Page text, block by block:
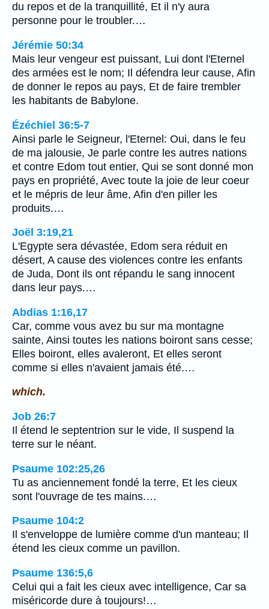
du repos et de la tranquillité, Et il n'y aura
personne pour le troubler.…
Jérémie 50:34
Mais leur vengeur est puissant, Lui dont l'Eternel
des armées est le nom; Il défendra leur cause, Afin
de donner le repos au pays, Et de faire trembler
les habitants de Babylone.
Ézéchiel 36:5-7
Ainsi parle le Seigneur, l'Eternel: Oui, dans le feu
de ma jalousie, Je parle contre les autres nations
et contre Edom tout entier, Qui se sont donné mon
pays en propriété, Avec toute la joie de leur coeur
et le mépris de leur âme, Afin d'en piller les
produits.…
Joël 3:19,21
L'Egypte sera dévastée, Edom sera réduit en
désert, A cause des violences contre les enfants
de Juda, Dont ils ont répandu le sang innocent
dans leur pays.…
Abdias 1:16,17
Car, comme vous avez bu sur ma montagne
sainte, Ainsi toutes les nations boiront sans cesse;
Elles boiront, elles avaleront, Et elles seront
comme si elles n'avaient jamais été.…
which.
Job 26:7
Il étend le septentrion sur le vide, Il suspend la
terre sur le néant.
Psaume 102:25,26
Tu as anciennement fondé la terre, Et les cieux
sont l'ouvrage de tes mains.…
Psaume 104:2
Il s'enveloppe de lumière comme d'un manteau; Il
étend les cieux comme un pavillon.
Psaume 136:5,6
Celui qui a fait les cieux avec intelligence, Car sa
miséricorde dure à toujours!…